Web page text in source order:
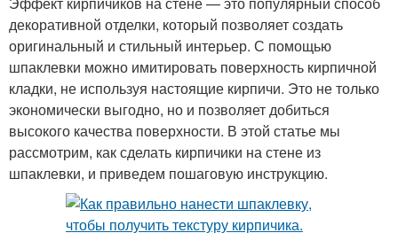
декоративной отделки, который позволяет создать
оригинальный и стильный интерьер. С помощью
шпаклевки можно имитировать поверхность кирпичной
кладки, не используя настоящие кирпичи. Это не только
экономически выгодно, но и позволяет добиться
высокого качества поверхности. В этой статье мы
рассмотрим, как сделать кирпичики на стене из
шпаклевки, и приведем пошаговую инструкцию.